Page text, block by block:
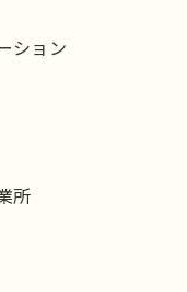
ション
所